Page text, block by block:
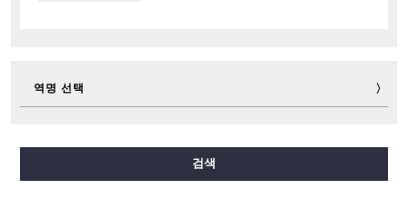
역명 선택
사카이스지선
검색